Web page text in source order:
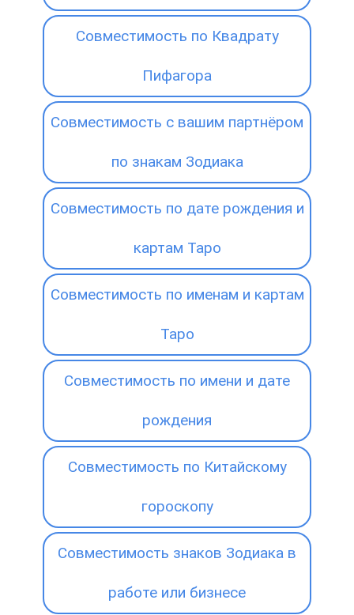
Совместимость по Квадрату
Пифагора
Совместимость с вашим партнёром
по знакам Зодиака
Совместимость по дате рождения и
картам Таро
Совместимость по именам и картам
Таро
Совместимость по имени и дате
рождения
Совместимость по Китайскому
гороскопу
Совместимость знаков Зодиака в
работе или бизнесе